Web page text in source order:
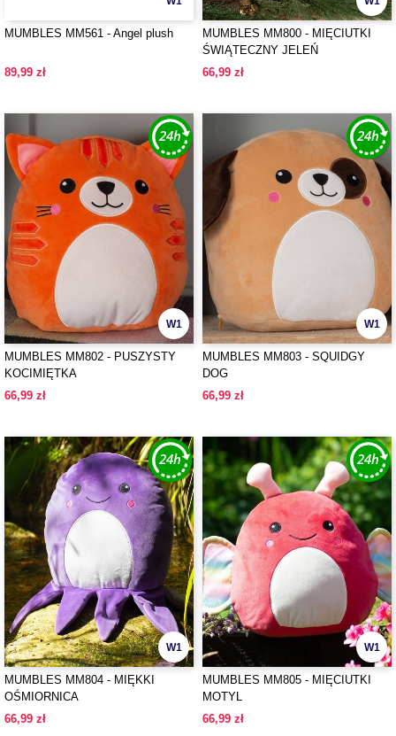
MUMBLES MM561 - Angel plush
89,99 zł
MUMBLES MM800 - MIĘCIUTKI
ŚWIĄTECZNY JELEŃ
66,99 zł
W1
MUMBLES MM802 - PUSZYSTY
KOCIMIĘTKA
66,99 zł
W1
MUMBLES MM803 - SQUIDGY
DOG
66,99 zł
W1
MUMBLES MM804 - MIĘKKI
OŚMIORNICA
66,99 zł
W1
MUMBLES MM805 - MIĘCIUTKI
MOTYL
66,99 zł